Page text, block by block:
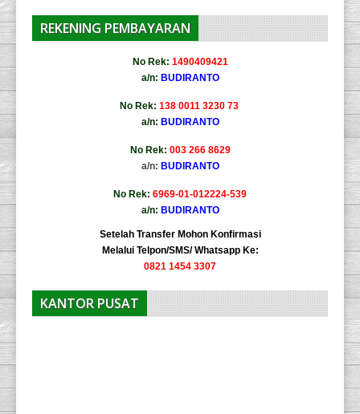
REKENING PEMBAYARAN
No Rek: 1490409421
a/n: BUDIRANTO
No Rek: 138 0011 3230 73
a/n: BUDIRANTO
No Rek: 003 266 8629
a/n: BUDIRANTO
No Rek: 6969-01-012224-539
a/n: BUDIRANTO
Setelah Transfer Mohon Konfirmasi
Melalui Telpon/SMS/ Whatsapp Ke:
0821 1454 3307
KANTOR PUSAT